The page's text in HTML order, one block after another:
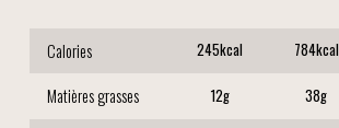
Calories 245kcal 784kcal
Matières grasses 12g 38g